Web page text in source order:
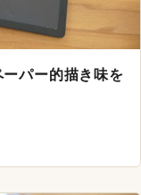
パー的描き味を